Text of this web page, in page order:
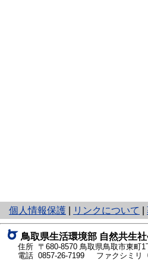
個人情報保護
と
り
ネ
ッ
ト
リンクについて
鳥取県生活環境部 自然共生
住所 〒680-8570 鳥取県鳥取市東町1
電話 0857-26-7199 ファクシミリ